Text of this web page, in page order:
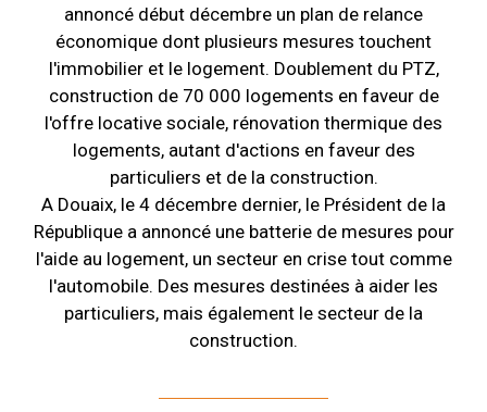
annoncé début décembre un plan de relance
économique dont plusieurs mesures touchent
l'immobilier et le logement. Doublement du PTZ,
construction de 70 000 logements en faveur de
l'offre locative sociale, rénovation thermique des
logements, autant d'actions en faveur des
particuliers et de la construction.
A Douaix, le 4 décembre dernier, le Président de la
République a annoncé une batterie de mesures pour
l'aide au logement, un secteur en crise tout comme
l'automobile. Des mesures destinées à aider les
particuliers, mais également le secteur de la
construction.